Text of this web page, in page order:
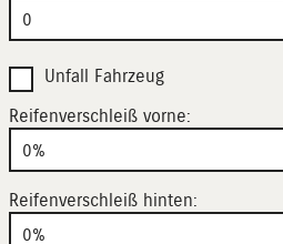
Unfall Fahrzeug
Reifenverschleiß vorne:
Reifenverschleiß hinten: